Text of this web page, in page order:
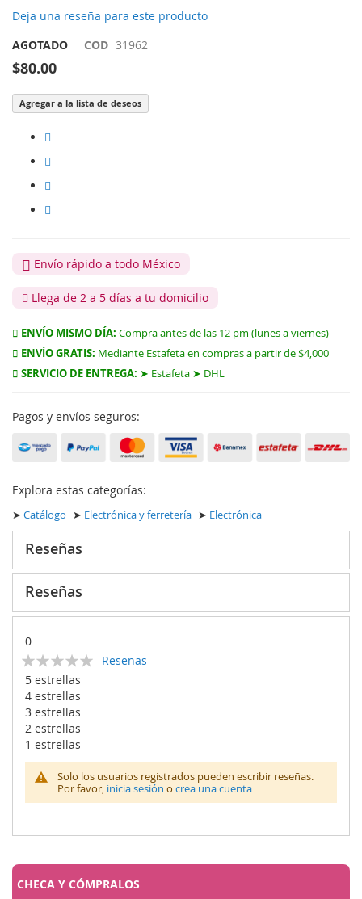
Deja una reseña para este producto
AGOTADO
COD 31962
$80.00
Agregar a la lista de deseos
Envío rápido a todo México
Llega de 2 a 5 días a tu domicilio
ENVÍO MISMO DÍA: Compra antes de las 12 pm (lunes a viernes)
ENVÍO GRATIS: Mediante Estafeta en compras a partir de $4,000
SERVICIO DE ENTREGA: ➤ Estafeta ➤ DHL
Pagos y envíos seguros:
Explora estas categorías:
➤ Catálogo ➤ Electrónica y ferretería ➤ Electrónica
Reseñas
Reseñas
0
Calificación:
% of100
Reseñas
5 estrellas
4 estrellas
3 estrellas
2 estrellas
1 estrellas
Solo los usuarios registrados pueden escribir reseñas.
Por favor, inicia sesión o crea una cuenta
CHECA Y CÓMPRALOS